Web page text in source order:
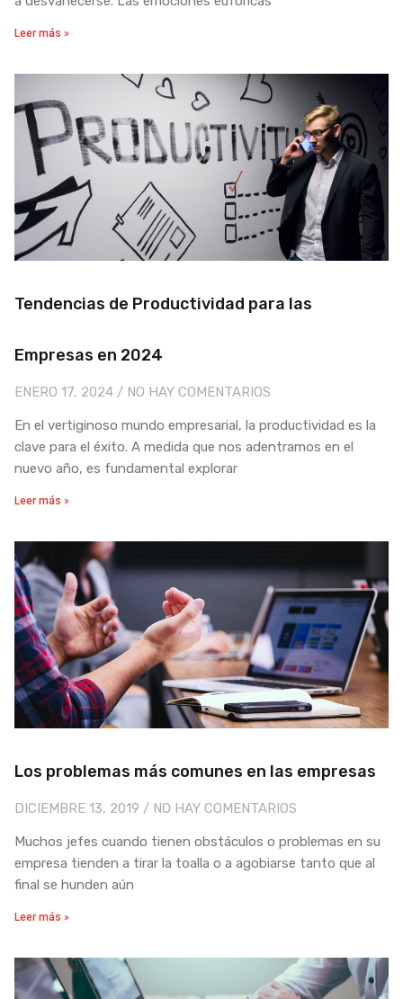
Leer más »
Tendencias de Productividad para las
Empresas en 2024
ENERO 17, 2024 NO HAY COMENTARIOS
En el vertiginoso mundo empresarial, la productividad es la
clave para el éxito. A medida que nos adentramos en el
nuevo año, es fundamental explorar
Leer más »
Los problemas más comunes en las empresas
DICIEMBRE 13, 2019 NO HAY COMENTARIOS
Muchos jefes cuando tienen obstáculos o problemas en su
empresa tienden a tirar la toalla o a agobiarse tanto que al
final se hunden aún
Leer más »